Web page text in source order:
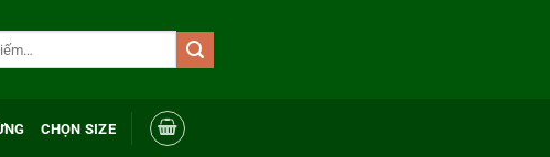
CHỌN SIZE